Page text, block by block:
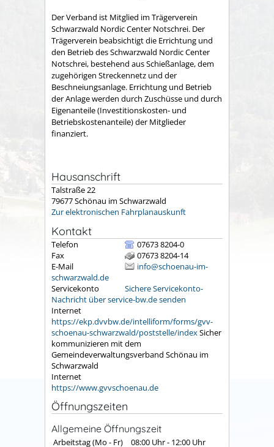
Der Verband ist Mitglied im Trägerverein
Schwarzwald Nordic Center Notschrei. Der
Trägerverein beabsichtigt die Errichtung und
den Betrieb des Schwarzwald Nordic Center
Notschrei, bestehend aus Schießanlage, dem
zugehörigen Streckennetz und der
Beschneiungsanlage. Errichtung und Betrieb
der Anlage werden durch Zuschüsse und durch
Eigenanteile (Investitionskosten- und
Betriebskostenanteile) der Mitglieder
finanziert.
Hausanschrift
Talstraße 22
79677Schönau im Schwarzwald
Zur elektronischen Fahrplanauskunft
Kontakt
Telefon
07673 8204-0
Fax
07673 8204-14
E-Mail
info@schoenau-im-
schwarzwald.de
Servicekonto
Sichere Servicekonto-
Nachricht über service-bw.de senden
Internet
https://ekp.dvvbw.de/intelliform/forms/gvv-
schoenau-schwarzwald/poststelle/indexSicher
kommunizieren mit dem
Gemeindeverwaltungsverband Schönau im
Schwarzwald
Internet
https://www.gvvschoenau.de
Öffnungszeiten
Allgemeine Öffnungszeit
Arbeitstag (Mo - Fr) 08:00 Uhr- 12:00 Uhr